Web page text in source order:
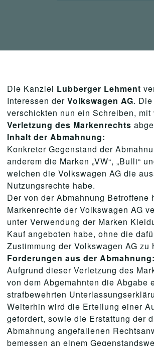
Die Kanzlei Lubberger Lehment
Interessen der Volkswagen AG.
verschickten nun ein Schreiben, mit
Verletzung des Markenrechts
Inhalt der Abmahnung:
Konkreter Gegenstand der
anderem die Marken „VW“, „Bulli“
welchen die Volkswagen AG die
Nutzungsrechte habe.
Der von der Abmahnung Betroffene
Markenrechte der Volkswagen AG
unter Verwendung der Marken
Kauf angeboten habe, ohne die
Zustimmung der Volkswagen AG zu
Forderungen aus der Abmahnung:
Aufgrund dieser Verletzung des
von dem Abgemahnten die Abgabe
strafbewehrten
Weiterhin wird die Erteilung einer
gefordert, sowie die Erstattung der
Abmahnung angefallenen
bemessen an einem